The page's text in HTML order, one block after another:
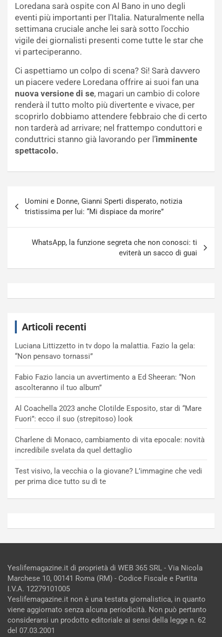
Loredana sarà ospite con Al Bano in uno degli
eventi più importanti per l’Italia. Naturalmente nella
settimana cruciale anche lei sarà sotto l’occhio
vigile dei giornalisti presenti come tutte le star che
vi parteciperanno.
Ci aspettiamo un colpo di scena? Si! Sarà davvero
un piacere vedere Loredana offrire ai suoi fan una
nuova versione di se, magari un cambio di colore
renderà il tutto molto più divertente e vivace, per
scoprirlo dobbiamo attendere febbraio che di certo
non tarderà ad arrivare; nel frattempo conduttori e
conduttrici stanno già lavorando per l’imminente
spettacolo.
articoli
Uomini e Donne, Gianni Sperti disperato, notizia
tristissima per lui: “Mi dispiace da morire”
WhatsApp, la funzione segreta che non conosci: ti
eviterà un sacco di guai
Articoli recenti
Luciana Littizzetto in tv dopo la malattia. Fazio la gela:
“Non pensavo tornassi”
Fabio Fazio lancia un avvertimento a Ed Sheeran: “Non
ascolteranno il tuo album”
Al Coachella 2023 anche Clotilde Esposito, star di “Mare
Fuori”: ecco il suo (strepitoso) look
Charlene di Monaco, cambiamento di vita epocale: novità
incredibile svelata da quel dettaglio
Test visivo, la vecchia o la giovane? L’immagine che vedi
per prima dice tutto su di te
Yeslifemagazine.it di proprietà di WEB 365 SRL - Via Nicola
Marchese 10, 00141 Roma (RM) - Codice Fiscale e Partita
I.V.A. 12279101005
Yeslifemagazine.it non è una testata giornalistica, in quanto
viene aggiornato senza alcuna periodicità. Non può pertanto
considerarsi un prodotto editoriale ai sensi della legge n. 62
del 07.03.2001